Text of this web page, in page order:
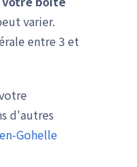
varier.
entre 3 et
d'autres
Gohelle